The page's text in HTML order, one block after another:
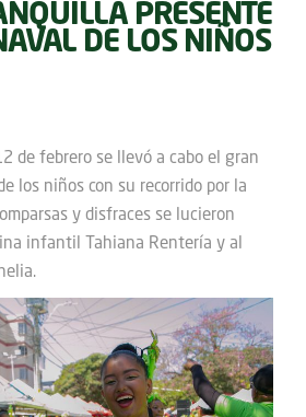
PRESENTE
DE LOS NIÑOS
de febrero se llevó a cabo el gran
los niños con su recorrido por la
y disfraces se lucieron
infantil Tahiana Rentería y al